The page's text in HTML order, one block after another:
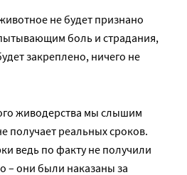
не будет признано
боль и страдания,
закреплено, ничего не
живодерства мы слышим
получает реальных сроков.
ведь по факту не получили
– они были наказаны за